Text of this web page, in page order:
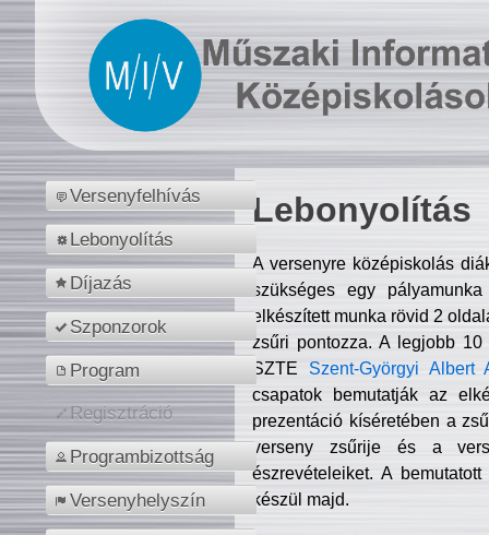
Versenyfelhívás
Lebonyolítás
Díjazás
Szponzorok
Program
Regisztráció
Programbizottság
Versenyhelyszín
Lebonyolítás
A versenyre középiskolás
szükséges egy
elkészített munka rövid 2
zsűri pontozza. A legjobb
SZTE Szent-Györgyi Albert
csapatok bemutatják az
prezentáció kíséretében a
verseny zsűrije és a
észrevételeiket. A
készül majd.